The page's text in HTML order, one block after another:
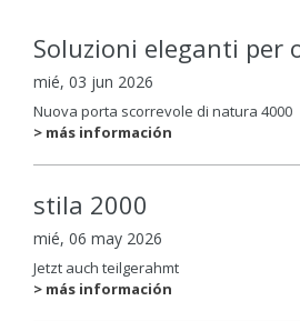
Soluzioni eleganti per
mié, 03 jun 2026
Nuova porta scorrevole di natura 4000
> más información
stila 2000
mié, 06 may 2026
Jetzt auch teilgerahmt
> más información